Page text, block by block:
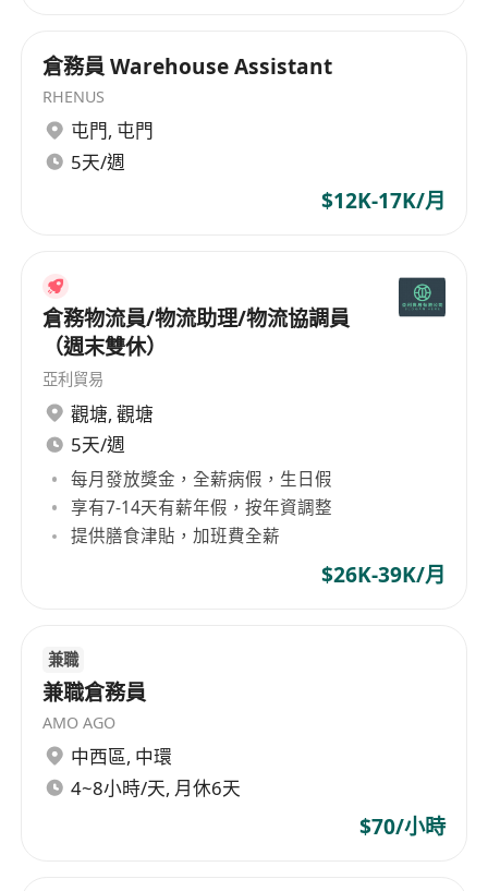
倉務員 Warehouse Assistant
RHENUS
屯門, 屯門
5天/週
$12K-17K/月
倉務物流員/物流助理/物流協調員
（週末雙休）
亞利貿易
觀塘, 觀塘
5天/週
每月發放獎金，全薪病假，生日假
享有7-14天有薪年假，按年資調整
提供膳食津貼，加班費全薪
$26K-39K/月
兼職
兼職倉務員
AMO AGO
中西區, 中環
4~8小時/天, 月休6天
$70/小時